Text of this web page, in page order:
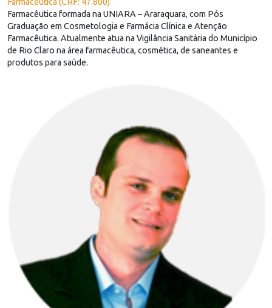
Farmacêutica (CRF: 47.800)
Farmacêutica formada na UNIARA – Araraquara, com Pós
Graduação em Cosmetologia e Farmácia Clínica e Atenção
Farmacêutica. Atualmente atua na Vigilância Sanitária do Município
de Rio Claro na área farmacêutica, cosmética, de saneantes e
produtos para saúde.